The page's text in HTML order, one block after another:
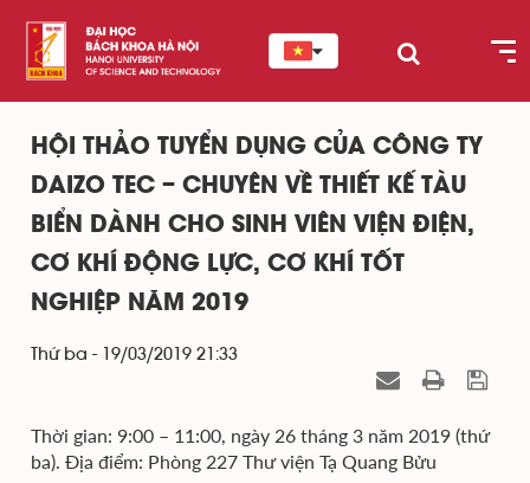
HỘI THẢO TUYỂN DỤNG CỦA CÔNG TY
DAIZO TEC – CHUYÊN VỀ THIẾT KẾ TÀU
BIỂN DÀNH CHO SINH VIÊN VIỆN ĐIỆN,
CƠ KHÍ ĐỘNG LỰC, CƠ KHÍ TỐT
NGHIỆP NĂM 2019
Thứ ba - 19/03/2019 21:33
Thời gian: 9:00 – 11:00, ngày 26 tháng 3 năm 2019 (thứ
ba). Địa điểm: Phòng 227 Thư viện Tạ Quang Bửu